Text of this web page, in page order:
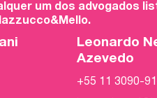
um dos advogados
Leonardo
Azevedo
+55 11 3090-